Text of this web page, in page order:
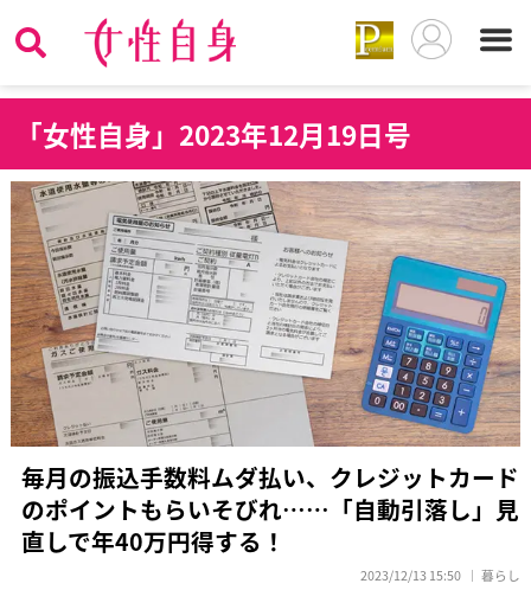
「女性自身」2023年12月19日号
毎月の振込手数料ムダ払い、クレジットカード
のポイントもらいそびれ……「自動引落し」見
直しで年40万円得する！
2023/12/13 15:50 暮らし